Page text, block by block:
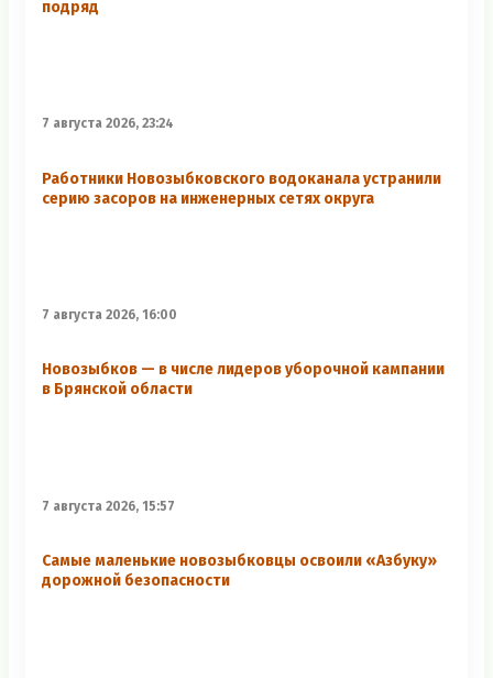
подряд
7 августа 2026, 23:24
Работники Новозыбковского водоканала устранили
серию засоров на инженерных сетях округа
7 августа 2026, 16:00
Новозыбков — в числе лидеров уборочной кампании
в Брянской области
7 августа 2026, 15:57
Самые маленькие новозыбковцы освоили «Азбуку»
дорожной безопасности